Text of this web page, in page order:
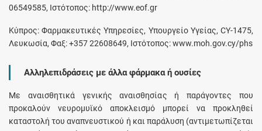
06549585, Ιστότοπος: http://www.eof.gr
Κύπρος: Φαρμακευτικές Υπηρεσίες, Υπουργείο Υγείας, CY-1475,
Λευκωσία, Φαξ: +357 22608649, Ιστότοπος: www.moh.gov.cy/phs
Αλληλεπιδράσεις με άλλα φάρμακα ή ουσίες
Με αναισθητικά γενικής αναισθησίας ή παράγοντες που
προκαλούν νευρομυϊκό αποκλεισμό μπορεί να προκληθεί
καταστολή του αναπνευστικού ή και παράλυση (αντιμετωπίζεται